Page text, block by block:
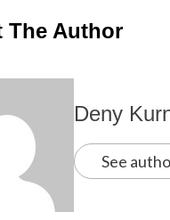
The Author
Deny
See